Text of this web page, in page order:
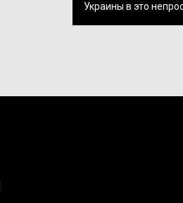
Украины в это